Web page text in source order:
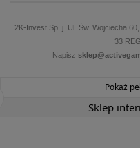
2K-Invest Sp. j. Ul. Św. Wojciecha
33
Napisz
Pokaż
Sklep